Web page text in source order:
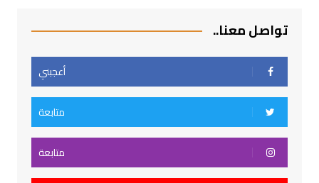
تواصل معنا..
أعجبني
متابعة
متابعة